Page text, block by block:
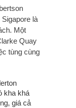
là
Một
Quay
tùng cùng
kha khá
giá cả